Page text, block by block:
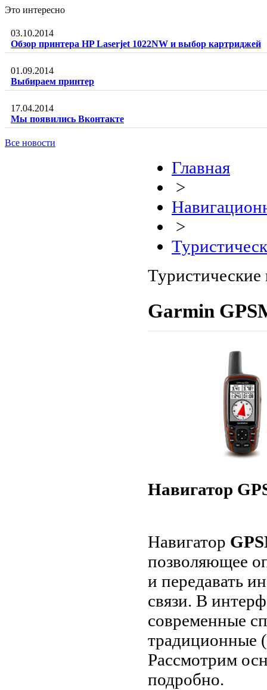
Это интересно
03.10.2014
Обзор принтера HP Laserjet 1022NW и выбор картриджей
01.09.2014
Выбираем принтер
17.04.2014
Мы появились Вконтакте
Все новости
Главная
>
>
Туристические
Garmin
Навигатор
Навигатор
позволяющее
и передавать
связи. В
современные
традиционные (
Рассмотрим
подробно.